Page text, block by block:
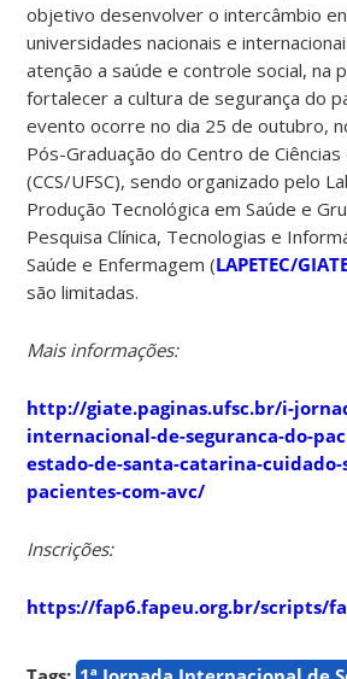
objetivo desenvolver o intercâmbio
universidades nacionais e
atenção a saúde e controle social, na
fortalecer a cultura de segurança do
evento ocorre no dia 25 de outubro,
Pós-Graduação do Centro de Ciências
(CCS/UFSC), sendo organizado pelo
Produção Tecnológica em Saúde e
Pesquisa Clínica, Tecnologias e
Saúde e Enfermagem (LAPETEC/
são limitadas.
Mais informações:
http://giate.paginas.ufsc.br/i-
internacional-de-seguranca-do-
estado-de-santa-catarina-cuidado-
pacientes-com-avc/
Inscrições:
https://fap6.fapeu.org.br/scripts/